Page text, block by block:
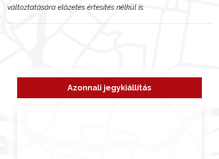
Azonnali jegykiállítás
változtatására előzetes értesítés nélkül is.